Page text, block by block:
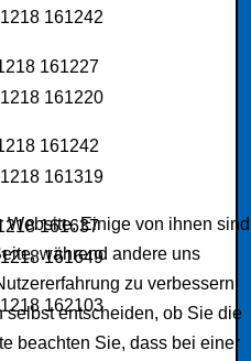
Einige von ihnen sind
während andere uns
zu verbessern
selbst entscheiden, ob Sie die
beachten Sie, dass bei einer